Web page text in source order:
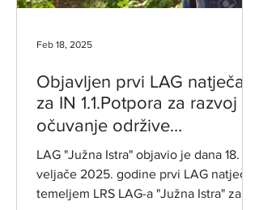
Objavljen prvi LAG natječaj
za IN 1.1.Potpora za razvoj i
očuvanje održive
poljoprivredne proizvodnje i
djelatnosti
LAG "Južna Istra" objavio je dana 18.
veljače 2025. godine prvi LAG natječaj
temeljem LRS LAG-a "Južna Istra" za
Feb 18, 2025